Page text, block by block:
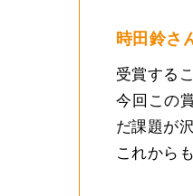
時田鈴さ
受賞する
今回この
だ課題が
これから